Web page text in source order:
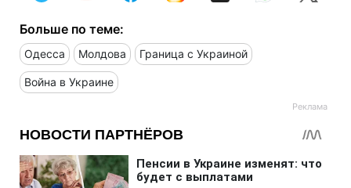
Больше по теме:
Одесса Молдова Граница с Украиной
Война в Украине